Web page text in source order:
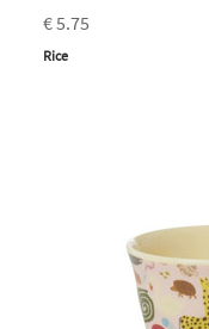
€ 5.75
Rice